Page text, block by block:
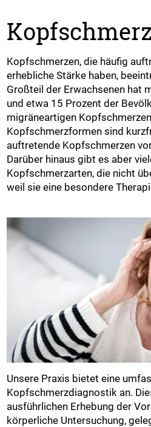
Kopfschmerzen, die häufig
erhebliche Stärke haben,
Großteil der Erwachsenen hat
und etwa 15 Prozent der
migräneartigen
Kopfschmerzformen sind
auftretende Kopfschmerzen
Darüber hinaus gibt es aber
Kopfschmerzarten, die nicht
weil sie eine besondere
Unsere Praxis bietet eine
Kopfschmerzdiagnostik an.
ausführlichen Erhebung der
körperliche Untersuchung,